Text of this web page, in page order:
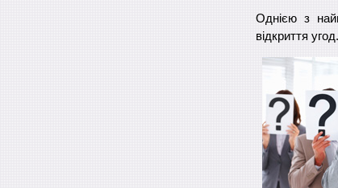
Однією з
відкриття угод.